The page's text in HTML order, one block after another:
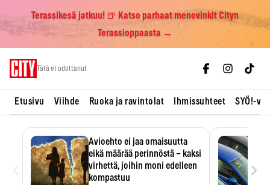
Terassikesä jatkuu! 🍺 Katso parhaat menovinkit Cityn
Terassioppaasta →
Tätä et odottanut
Etusivu Viihde Ruoka ja ravintolat Ihmissuhteet SYÖ!-
Avioehto ei jaa omaisuutta
eikä määrää perinnöstä – kaksi
virhettä, joihin moni edelleen
kompastuu
›